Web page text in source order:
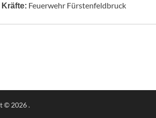
Kräfte: Feuerwehr Fürstenfeldbruck
© 2026.